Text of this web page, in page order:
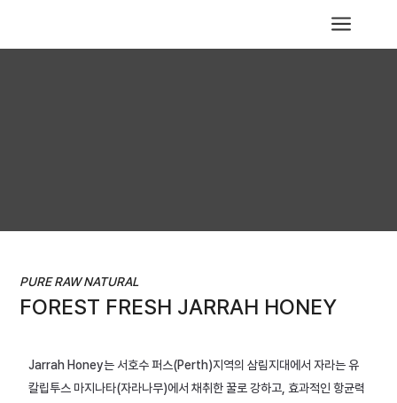
a
PURE RAW NATURAL
FOREST FRESH JARRAH HONEY
Jarrah Honey는 서호수 퍼스(Perth)지역의 삼림지대에서 자라는 유
칼립투스 마지나타(자라나무)에서 채취한 꿀로 강하고, 효과적인 항균력